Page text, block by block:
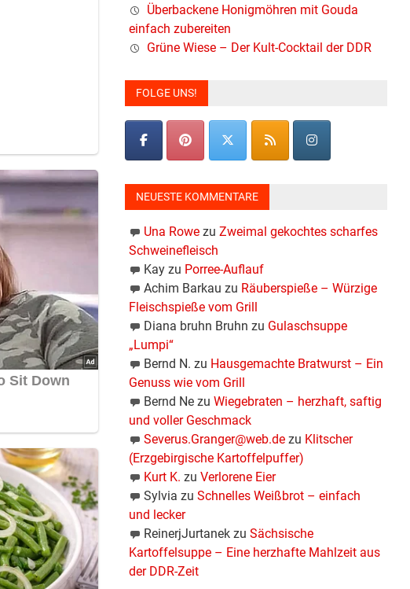
Überbackene Honigmöhren mit Gouda
einfach zubereiten
Grüne Wiese – Der Kult-Cocktail der DDR
FOLGE UNS!
NEUESTE KOMMENTARE
Una Rowezu Zweimal gekochtes scharfes
Schweinefleisch
Kayzu Porree-Auflauf
Achim Barkau zu Räuberspieße – Würzige
Fleischspieße vom Grill
Diana bruhn Bruhn zu Gulaschsuppe
„Lumpi“
Bernd N. zu Hausgemachte Bratwurst – Ein
Genuss wie vom Grill
Bernd Nezu Wiegebraten – herzhaft, saftig
und voller Geschmack
Severus.Granger@web.dezu Klitscher
(Erzgebirgische Kartoffelpuffer)
Kurt K. zu Verlorene Eier
Sylvia zu Schnelles Weißbrot – einfach
und lecker
ReinerjJurtanekzu Sächsische
Kartoffelsuppe – Eine herzhafte Mahlzeit aus
der DDR-Zeit